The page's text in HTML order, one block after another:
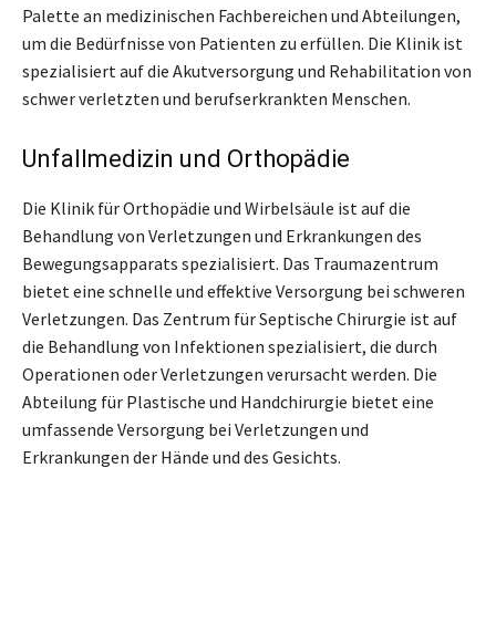
Palette an medizinischen Fachbereichen und Abteilungen,
um die Bedürfnisse von Patienten zu erfüllen. Die Klinik ist
spezialisiert auf die Akutversorgung und Rehabilitation von
schwer verletzten und berufserkrankten Menschen.
Unfallmedizin und Orthopädie
Die Klinik für Orthopädie und Wirbelsäule ist auf die
Behandlung von Verletzungen und Erkrankungen des
Bewegungsapparats spezialisiert. Das Traumazentrum
bietet eine schnelle und effektive Versorgung bei schweren
Verletzungen. Das Zentrum für Septische Chirurgie ist auf
die Behandlung von Infektionen spezialisiert, die durch
Operationen oder Verletzungen verursacht werden. Die
Abteilung für Plastische und Handchirurgie bietet eine
umfassende Versorgung bei Verletzungen und
Erkrankungen der Hände und des Gesichts.